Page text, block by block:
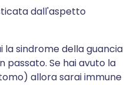
dall'aspetto
la sindrome della guancia
Se hai avuto la
allora sarai immune